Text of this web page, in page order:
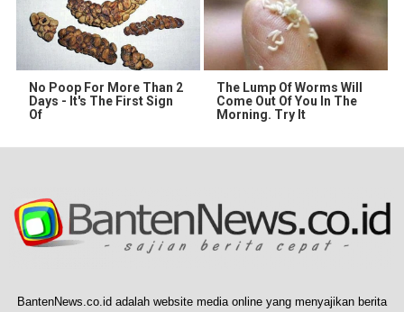
No Poop For More Than 2
Days - It's The First Sign
Of
The Lump Of Worms Will
Come Out Of You In The
Morning. Try It
BantenNews.co.id adalah website media online yang menyajikan berita